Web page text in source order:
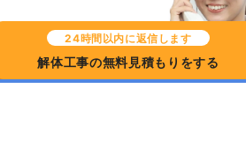
24時間以内に返信します
解体工事の無料見積もりをする